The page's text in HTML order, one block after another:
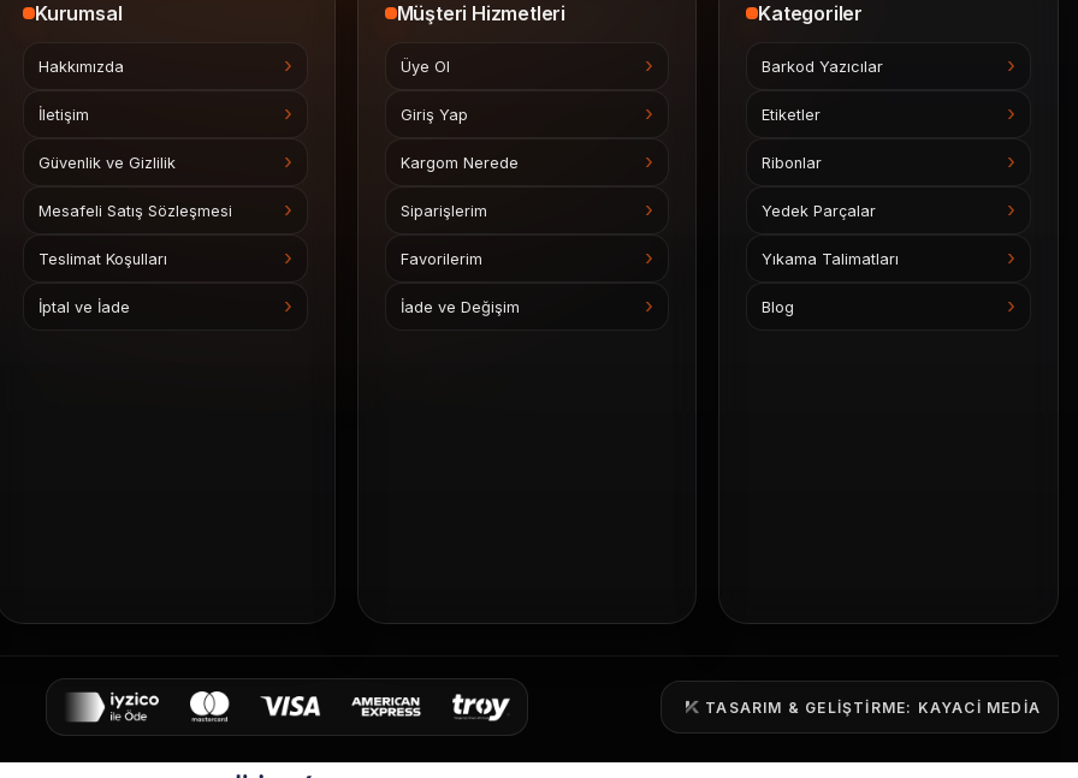
Kurumsal
Hakkımızda
İletişim
Güvenlik ve Gizlilik
Mesafeli Satış Sözleşmesi
Teslimat Koşulları
İptal ve İade
Müşteri Hizmetleri
Üye Ol
Giriş Yap
Kargom Nerede
Siparişlerim
Favorilerim
İade ve Değişim
Kategoriler
Barkod Yazıcılar
Etiketler
Ribonlar
Yedek Parçalar
Yıkama Talimatları
Blog
TASARIM & GELIŞTIRME: KAYACI MEDIA